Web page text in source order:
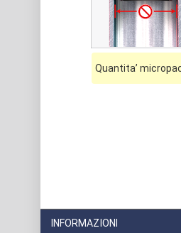
Quantita’
INFORMAZIONI